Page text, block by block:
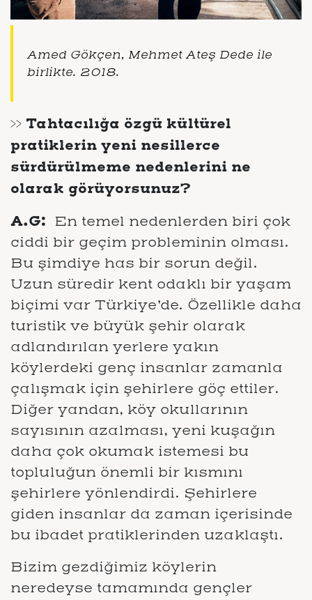
Amed Gökçen, Mehmet Ateş Dede ile
birlikte. 2018.
>> Tahtacılığa özgü kültürel
pratiklerin yeni nesillerce
sürdürülmeme nedenlerini ne
olarak görüyorsunuz?
A.G: En temel nedenlerden biri çok
ciddi bir geçim probleminin olması.
Bu şimdiye has bir sorun değil.
Uzun süredir kent odaklı bir yaşam
biçimi var Türkiye’de. Özellikle daha
turistik ve büyük şehir olarak
adlandırılan yerlere yakın
köylerdeki genç insanlar zamanla
çalışmak için şehirlere göç ettiler.
Diğer yandan, köy okullarının
sayısının azalması, yeni kuşağın
daha çok okumak istemesi bu
topluluğun önemli bir kısmını
şehirlere yönlendirdi. Şehirlere
giden insanlar da zaman içerisinde
bu ibadet pratiklerinden uzaklaştı.
Bizim gezdiğimiz köylerin
neredeyse tamamında gençler